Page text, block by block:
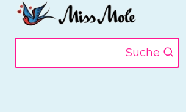
Zum
Inhalt
springen
Suche